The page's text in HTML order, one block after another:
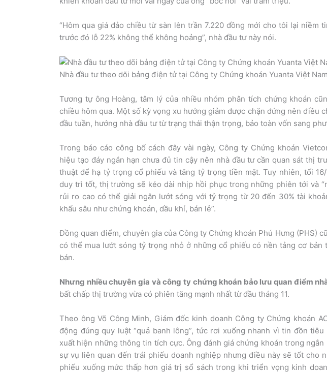
“Hôm qua giá đảo chiều từ sàn lên trần 7.220 đồng mới cho tôi lại niềm
trước đó lỗ 22% không thể không hoảng”, nhà đầu tư này nói.
Nhà đầu tư theo dõi bảng điện tử tại Công ty Chứng khoán Yuanta Việt
Tương tự ông Hoàng, tâm lý của nhiều nhóm phân tích chứng khoán
chiều hôm qua. Một số kỳ vọng xu hướng giảm được chặn đứng nên điều
đầu tuần, hướng nhà đầu tư từ trạng thái thận trọng, bảo toàn vốn sang
Trong báo cáo công bố cách đây vài ngày, Công ty Chứng khoán
hiệu tạo đáy ngắn hạn chưa đủ tin cậy nên nhà đầu tư cần quan sát thị
thuật để hạ tỷ trọng cổ phiếu và tăng tỷ trọng tiền mặt. Tuy nhiên, tối 16/
duy trì tốt, thị trường sẽ kéo dài nhịp hồi phục trong những phiên tới và
rủi ro cao có thể giải ngân lướt sóng với tỷ trọng từ 20 đến 30% tài
khấu sâu như chứng khoán, dầu khí, bán lẻ”.
Đồng quan điểm, chuyên gia của Công ty Chứng khoán Phú Hưng (PHS)
có thể mua lướt sóng tỷ trọng nhỏ ở những cổ phiếu có nền tảng cơ
bán.
Nhưng nhiều chuyên gia và công ty chứng khoán bảo lưu quan điểm
bất chấp thị trường vừa có phiên tăng mạnh nhất từ đầu tháng 11.
Theo ông Võ Công Minh, Giám đốc kinh doanh Công ty Chứng khoán
động đúng quy luật “quả banh lông”, tức rơi xuống nhanh vì tin đồn
xuất hiện những thông tin tích cực. Ông đánh giá chứng khoán trong
sự vụ liên quan đến trái phiếu doanh nghiệp nhưng điều này sẽ tốt cho
phiếu xuống mức thấp hơn giá trị sổ sách trong khi triển vọng kinh